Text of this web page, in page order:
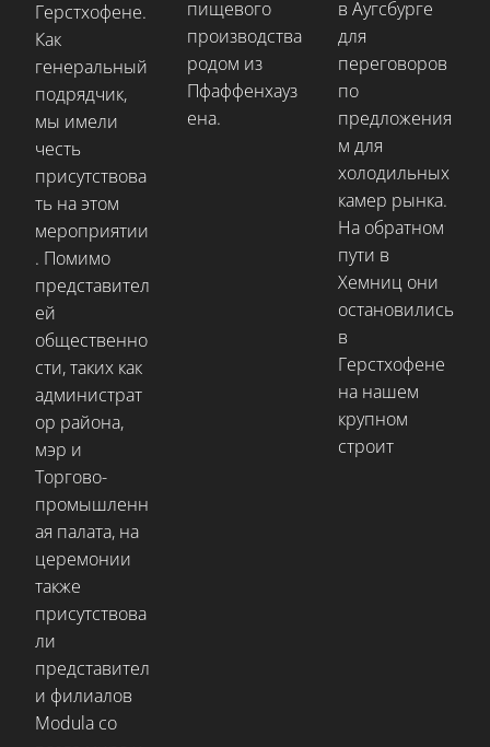
Герстхофене.
Как
генеральный
подрядчик,
мы имели
честь
присутствова
ть на этом
мероприятии
. Помимо
представител
ей
общественно
сти, таких как
администрат
ор района,
мэр и
Торгово-
промышленн
ая палата, на
церемонии
также
присутствова
ли
представител
и филиалов
Modula со
пищевого
производства
родом из
Пфаффенхауз
ена.
в Аугсбурге
для
переговоров
по
предложения
м для
холодильных
камер рынка.
На обратном
пути в
Хемниц они
остановились
в
Герстхофене
на нашем
крупном
строит